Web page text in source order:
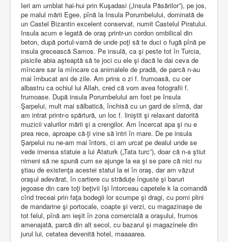
Ieri am umblat hai-hui prin Kuşadasi („Insula Păsărilor”), pe jos,
pe malul mării Egee, pînă la Insula Porumbelului, dominată de
un Castel Bizantin excelent conservat, numit Castelul Piratului.
Insula acum e legată de oraş printr-un cordon ombilical din
beton, după portul-vamă de unde poţi să te duci o fugă pînă pe
insula grecească Samos. Pe insulă, ca şi peste tot în Turcia,
pisicile abia aşteaptă să te joci cu ele şi dacă le dai ceva de
mîncare sar la mîncare ca animalele de pradă, de parcă n-au
mai îmbucat ani de zile. Am prins o zi f. frumoasă, cu cer
albastru ca ochiul lui Allah, cred că vom avea fotografii f.
frumoase. După insula Porumbelului am fost pe Insula
Şarpelui, mult mai sălbatică, închisă cu un gard de sîrmă, dar
am intrat printr-o spărtură, un loc f. liniştit şi relaxant datorită
muzicii valurilor mării şi a crengilor. Am încercat apa şi nu e
prea rece, aproape că-ţi vine să intri în mare. De pe insula
Şarpelui nu ne-am mai întors, ci am urcat pe dealul unde se
vede imensa statuie a lui Ataturk („Tata turc”), doar că n-a ştiut
nimeni să ne spună cum se ajunge la ea şi se pare că nici nu
ştiau de existenţa acestei statui la ei în oraş, dar am văzut
oraşul adevărat, în cartiere cu străduţe înguste şi baruri
jegoase din care toţi beţivii îşi întorceau capetele k la comandă
cînd treceai prin faţa bodegii lor scumpe şi dragi, cu pomi plini
de mandarine şi portocale, coapte şi verzi, cu magazinaşe de
tot felul, pînă am ieşit în zona comercială a oraşului, frumos
amenajată, parcă din alt secol, cu bazarul şi magazinele din
jurul lui, cetatea devenită hotel, maaaarea.